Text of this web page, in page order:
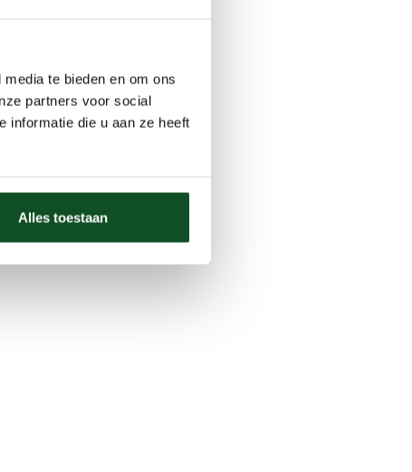
te bieden en om ons
partners voor social
informatie die u aan ze heeft
Alles toestaan